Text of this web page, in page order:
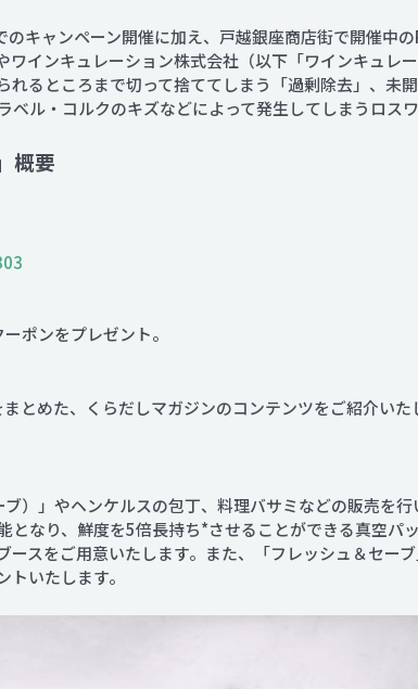
キャンペーン開催に加え、戸越銀座商店街で開催中
インキュレーション株式会社（以下「ワインキュレ
るところまで切って捨ててしまう「過剰除去」、未
ル・コルクのキズなどによって発生してしまうロス
概要
ポンをプレゼント。
とめた、くらだしマガジンのコンテンツをご紹介いた
）」やヘンケルスの包丁、料理バサミなどの販売を行
なり、鮮度を5倍長持ち*させることができる真空パッ
スをご用意いたします。また、「フレッシュ＆セー
いたします。